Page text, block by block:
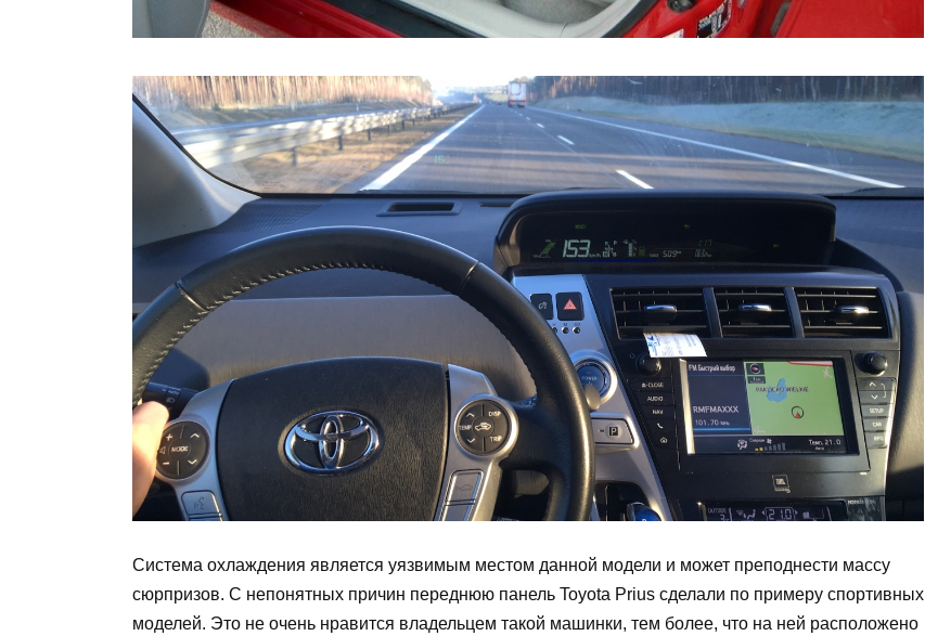
Система охлаждения является уязвимым местом данной модели и может преподнести массу
сюрпризов. С непонятных причин переднюю панель Toyota Prius сделали по примеру спортивных
моделей. Это не очень нравится владельцем такой машинки, тем более, что на ней расположено